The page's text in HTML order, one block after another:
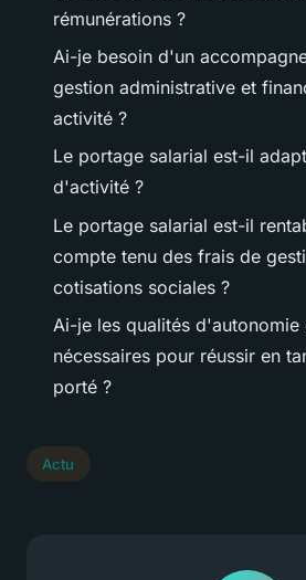
rémunérations ?
Ai-je besoin d'un
gestion administrative et
activité ?
Le portage salarial est-il
d'activité ?
Le portage salarial est-il
compte tenu des frais de
cotisations sociales ?
Ai-je les qualités
nécessaires pour réussir en
porté ?
Actu